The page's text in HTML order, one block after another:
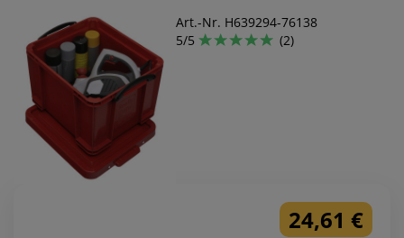
Art.-Nr. H639294-76138
5/5
(2)
24,61 €